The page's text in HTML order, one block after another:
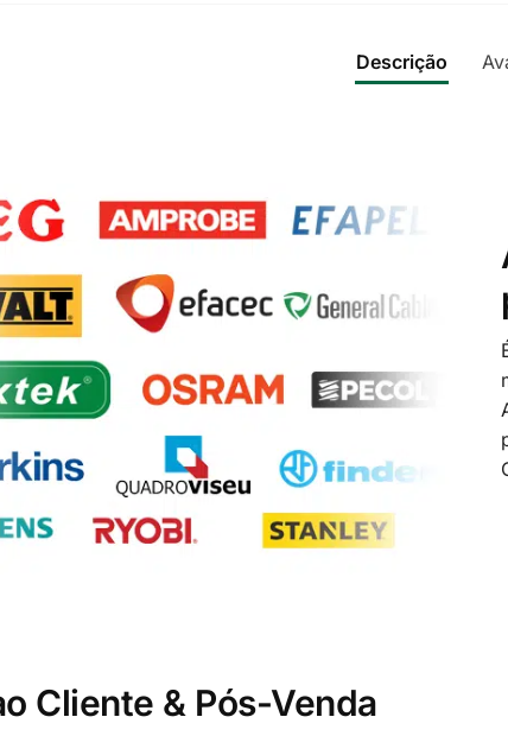
Descrição
Cliente & Pós-Venda